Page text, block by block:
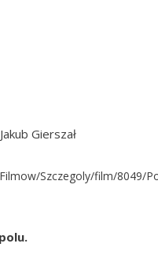
Gierszał
Szczegoly/film/8049/